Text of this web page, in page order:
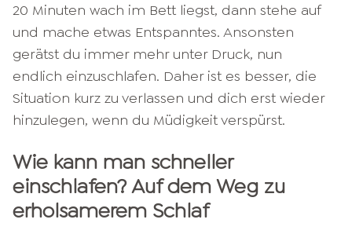
20 Minuten wach im Bett liegst, dann stehe auf
und mache etwas Entspanntes. Ansonsten
gerätst du immer mehr unter Druck, nun
endlich einzuschlafen. Daher ist es besser, die
Situation kurz zu verlassen und dich erst wieder
hinzulegen, wenn du Müdigkeit verspürst.
Wie kann man schneller
einschlafen? Auf dem Weg zu
erholsamerem Schlaf